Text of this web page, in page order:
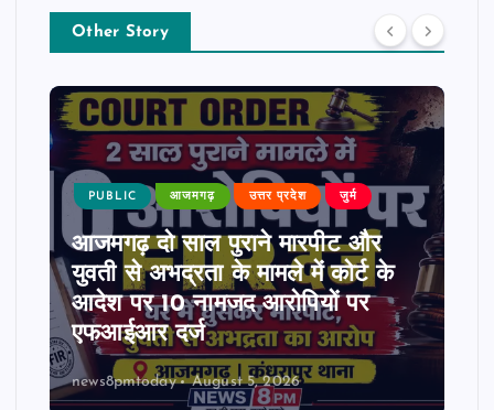
Other Story
PUBLIC आजमगढ़ उत्तर प्रदेश जुर्म
आजमगढ़ दो साल पुराने मारपीट और
युवती से अभद्रता के मामले में कोर्ट के
आदेश पर 10 नामजद आरोपियों पर
एफआईआर दर्ज
news8pmtoday August 5, 2026